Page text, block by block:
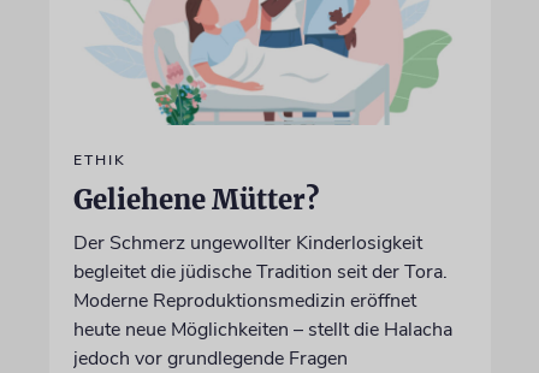
ETHIK
Geliehene Mütter?
Der Schmerz ungewollter Kinderlosigkeit
begleitet die jüdische Tradition seit der Tora.
Moderne Reproduktionsmedizin eröffnet
heute neue Möglichkeiten – stellt die Halacha
jedoch vor grundlegende Fragen